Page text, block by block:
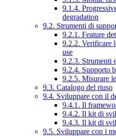
9.1.4.
degradation
9.2. Strumenti di
9.2.1. Feature
9.2.2. Verificare
use
9.2.3. Strumenti
9.2.4. Supporto
9.2.5. Misurare
9.3. Catalogo del riuso
9.4. Sviluppare con il
9.4.1. Il
9.4.2. Il kit di
9.4.3. Il kit di
9.5. Sviluppare con i